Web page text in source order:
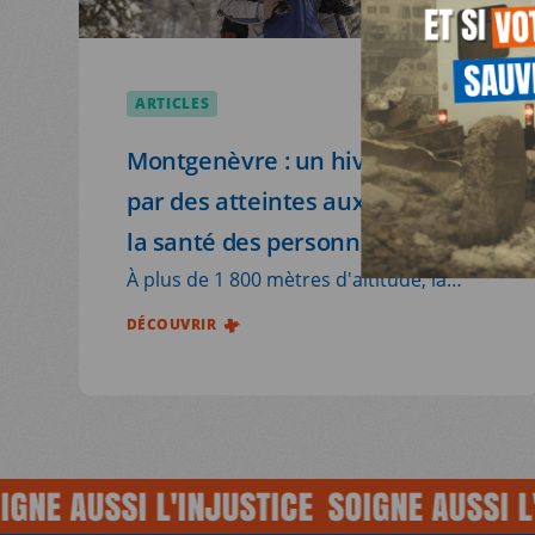
NOUS SOUTENIR
NOUS
RESSOURCES
ARTICLES 20.07.2026
Montgenèvre : un hiver marqué
par des atteintes aux droits et à
la santé des personnes exilées
À plus de 1 800 mètres d'altitude, la
frontière franco-italienne de
montagne dans des conditions
particulièrement difficiles. L'hiver
DÉCOUVRIR
AUSSI L'INJUSTICE SOIGNE AUSSI